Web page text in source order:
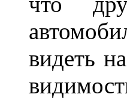
видеть